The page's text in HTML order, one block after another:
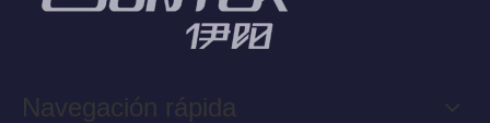
Navegación rápida